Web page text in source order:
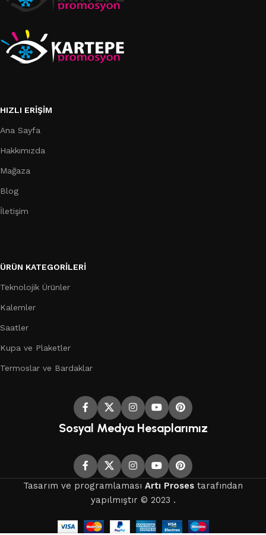
HIZLI ERIŞIM
Ana Sayfa
Hakkımızda
Mağaza
Blog
İletişim
ÜRÜN KATEGORILERI
Teknolojik Ürünler
Kalemler
Saatler
Kupa ve Plaketler
Termoslar ve Bardaklar
Sosyal Medya Hesaplarımız
Tasarım ve programlaması Artı Proses tarafından
yapılmıştır © 2023 .